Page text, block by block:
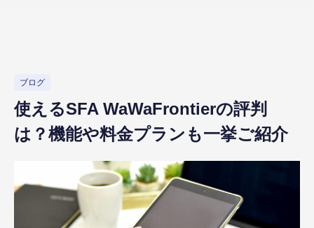
ブログ
使えるSFA WaWaFrontierの評判
は？機能や料金プランも一挙ご紹介